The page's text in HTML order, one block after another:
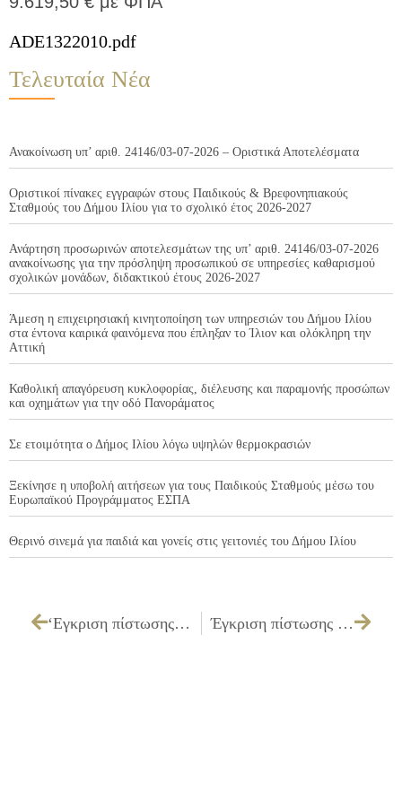
ADE1322010.pdf
Τελευταία Νέα
Ανακοίνωση υπ’ αριθ. 24146/03-07-2026 – Οριστικά Αποτελέσματα
Οριστικοί πίνακες εγγραφών στους Παιδικούς & Βρεφονηπιακούς
Σταθμούς του Δήμου Ιλίου για το σχολικό έτος 2026-2027
Ανάρτηση προσωρινών αποτελεσμάτων της υπ’ αριθ. 24146/03-07-2026
ανακοίνωσης για την πρόσληψη προσωπικού σε υπηρεσίες καθαρισμού
σχολικών μονάδων, διδακτικού έτους 2026-2027
Άμεση η επιχειρησιακή κινητοποίηση των υπηρεσιών του Δήμου Ιλίου
στα έντονα καιρικά φαινόμενα που έπληξαν το Ίλιον και ολόκληρη την
Αττική
Καθολική απαγόρευση κυκλοφορίας, διέλευσης και παραμονής προσώπων
και οχημάτων για την οδό Πανοράματος
Σε ετοιμότητα ο Δήμος Ιλίου λόγω υψηλών θερμοκρασιών
Ξεκίνησε η υποβολή αιτήσεων για τους Παιδικούς Σταθμούς μέσω του
Ευρωπαϊκού Προγράμματος ΕΣΠΑ
Θερινό σινεμά για παιδιά και γονείς στις γειτονιές του Δήμου Ιλίου
‘Εγκριση πίστωσης, τεχνικών προδιαγραφών, καθορισμός τρόπου εκτέλεσης και όρων διακήρυξης για την «Προμήθεια μισθωμένης γραμμής μεταφοράς δεδομένων», προϋπ. 64.614,00 € με το ΦΠΑ Έγκριση πίστωσης και τεχνικών προδιαγραφών και τρόπου εκτέλεσης για την «Προμήθεια κηπευτικού χώματος»